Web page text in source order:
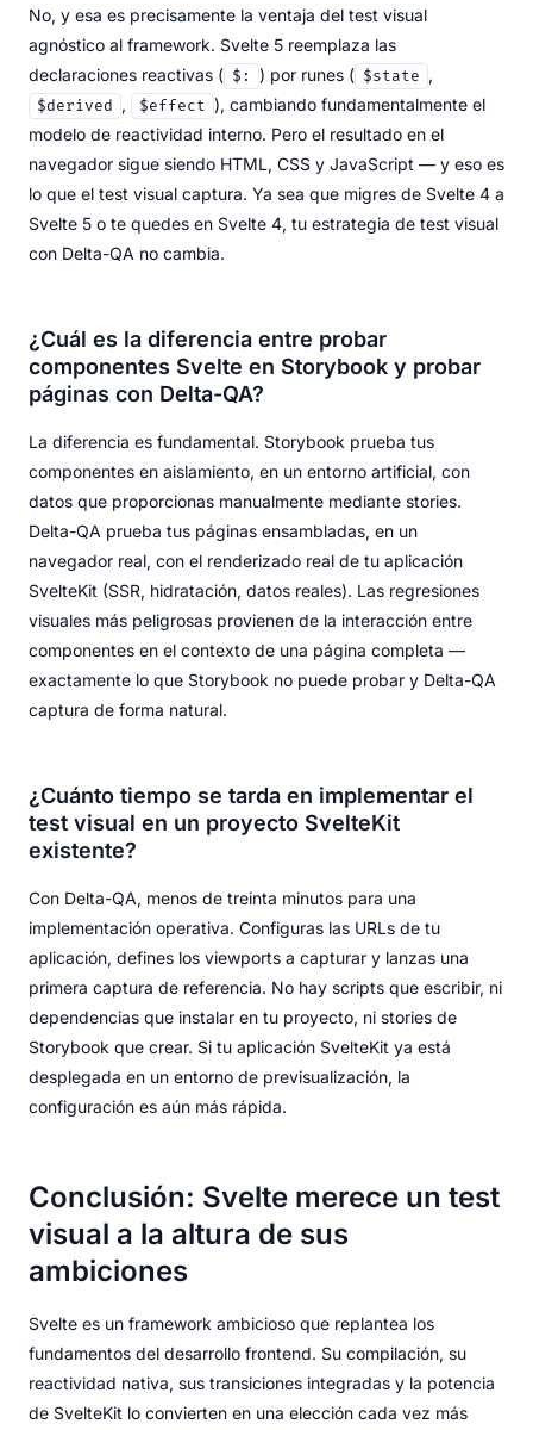
No, y esa es precisamente la ventaja del test visual
agnóstico al framework. Svelte 5 reemplaza las
declaraciones reactivas ( $: ) por runes ( $state ,
$derived , $effect ), cambiando fundamentalmente el
modelo de reactividad interno. Pero el resultado en el
navegador sigue siendo HTML, CSS y JavaScript — y eso es
lo que el test visual captura. Ya sea que migres de Svelte 4 a
Svelte 5 o te quedes en Svelte 4, tu estrategia de test visual
con Delta-QA no cambia.
¿Cuál es la diferencia entre probar
componentes Svelte en Storybook y probar
páginas con Delta-QA?
La diferencia es fundamental. Storybook prueba tus
componentes en aislamiento, en un entorno artificial, con
datos que proporcionas manualmente mediante stories.
Delta-QA prueba tus páginas ensambladas, en un
navegador real, con el renderizado real de tu aplicación
SvelteKit (SSR, hidratación, datos reales). Las regresiones
visuales más peligrosas provienen de la interacción entre
componentes en el contexto de una página completa —
exactamente lo que Storybook no puede probar y Delta-QA
captura de forma natural.
¿Cuánto tiempo se tarda en implementar el
test visual en un proyecto SvelteKit
existente?
Con Delta-QA, menos de treinta minutos para una
implementación operativa. Configuras las URLs de tu
aplicación, defines los viewports a capturar y lanzas una
primera captura de referencia. No hay scripts que escribir, ni
dependencias que instalar en tu proyecto, ni stories de
Storybook que crear. Si tu aplicación SvelteKit ya está
desplegada en un entorno de previsualización, la
configuración es aún más rápida.
Conclusión: Svelte merece un test
visual a la altura de sus
ambiciones
Svelte es un framework ambicioso que replantea los
fundamentos del desarrollo frontend. Su compilación, su
reactividad nativa, sus transiciones integradas y la potencia
de SvelteKit lo convierten en una elección cada vez más